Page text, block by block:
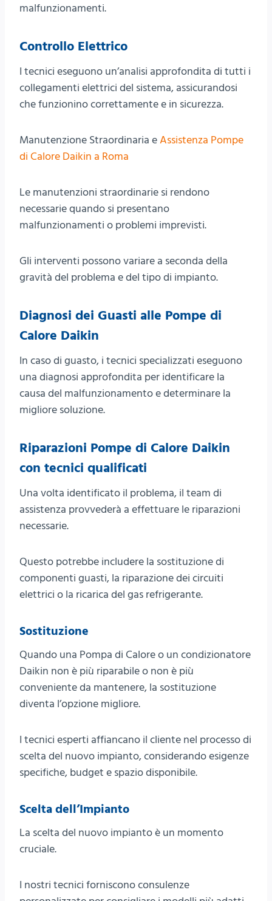
malfunzionamenti.
Controllo Elettrico
I tecnici eseguono un’analisi approfondita di tutti i
collegamenti elettrici del sistema, assicurandosi
che funzionino correttamente e in sicurezza.
Manutenzione Straordinaria eAssistenza Pompe
di Calore Daikin a Roma
Le manutenzioni straordinarie si rendono
necessarie quando si presentano
malfunzionamenti o problemi imprevisti.
Gli interventi possono variare a seconda della
gravità del problema e del tipo di impianto.
Diagnosi dei Guasti alle Pompe di
Calore Daikin
In caso di guasto, i tecnici specializzati eseguono
una diagnosi approfondita per identificare la
causa del malfunzionamento e determinare la
migliore soluzione.
Riparazioni Pompe di Calore Daikin
con tecnici qualificati
Una volta identificato il problema, il team di
assistenza provvederà a effettuare le riparazioni
necessarie.
Questo potrebbe includere la sostituzione di
componenti guasti, la riparazione dei circuiti
elettrici o la ricarica del gas refrigerante.
Sostituzione
Quando una Pompa di Calore o un condizionatore
Daikin non è più riparabile o non è più
conveniente da mantenere, la sostituzione
diventa l’opzione migliore.
I tecnici esperti affiancano il cliente nel processo di
scelta del nuovo impianto, considerando esigenze
specifiche, budget e spazio disponibile.
Scelta dell’Impianto
La scelta del nuovo impianto è un momento
cruciale.
I nostri tecnici forniscono consulenze